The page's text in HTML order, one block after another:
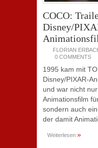
COCO:
Disney/
FLORIAN
0 COMMENTS
1995 kam mit
Disney/PIXAR-
und war nicht
Animationsfilm
sondern auch
der damit
Weiterlesen »